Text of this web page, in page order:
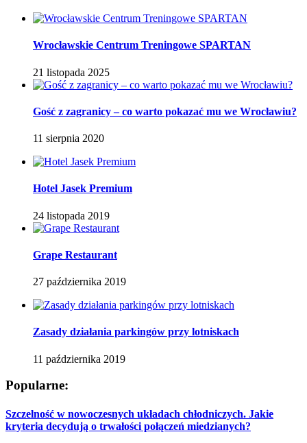
Wrocławskie Centrum Treningowe SPARTAN
21 listopada 2025
Gość z zagranicy – co warto pokazać mu we Wrocławiu?
11 sierpnia 2020
Hotel Jasek Premium
24 listopada 2019
Grape Restaurant
27 października 2019
Zasady działania parkingów przy lotniskach
11 października 2019
Popularne:
Szczelność w nowoczesnych układach chłodniczych. Jakie
kryteria decydują o trwałości połączeń miedzianych?